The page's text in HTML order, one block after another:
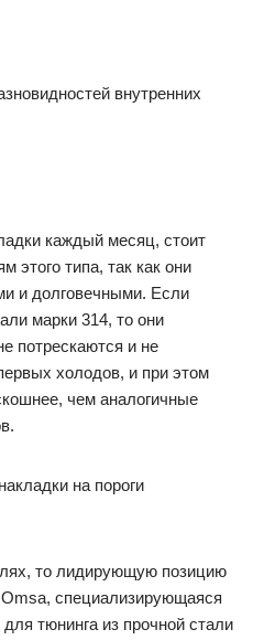
внутренних
каждый месяц, стоит
этого типа, так как они
и долговечными. Если
марки 314, то они
потрескаются и не
холодов, и при этом
чем аналогичные
то лидирующую позицию
специализирующаяся
тюнинга из прочной стали